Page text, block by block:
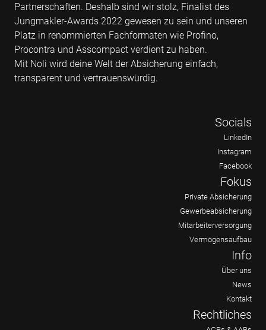
Partnerschaften. Deshalb sind wir stolz, Finalist des
Jungmakler-Awards 2022 gewesen zu sein und unseren
Platz in renommierten Fachformaten wie Profino,
Procontra und Asscompact verdient zu haben.
Mit Noli wird deine Welt der Absicherung einfach,
transparent und vertrauenswürdig.
Socials
LinkedIn
Instagram
Facebook
Fokus
Private Absicherung
Gewerbeabsicherung
Mitarbeiterversorgung
Vermögensaufbau
Info
Über uns
News
Kontakt
Rechtliches